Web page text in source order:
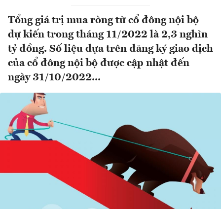
Tổng giá trị mua ròng từ cổ đông nội bộ
dự kiến trong tháng 11/2022 là 2,3 nghìn
tỷ đồng. Số liệu dựa trên đăng ký giao dịch
của cổ đông nội bộ được cập nhật đến
ngày 31/10/2022...